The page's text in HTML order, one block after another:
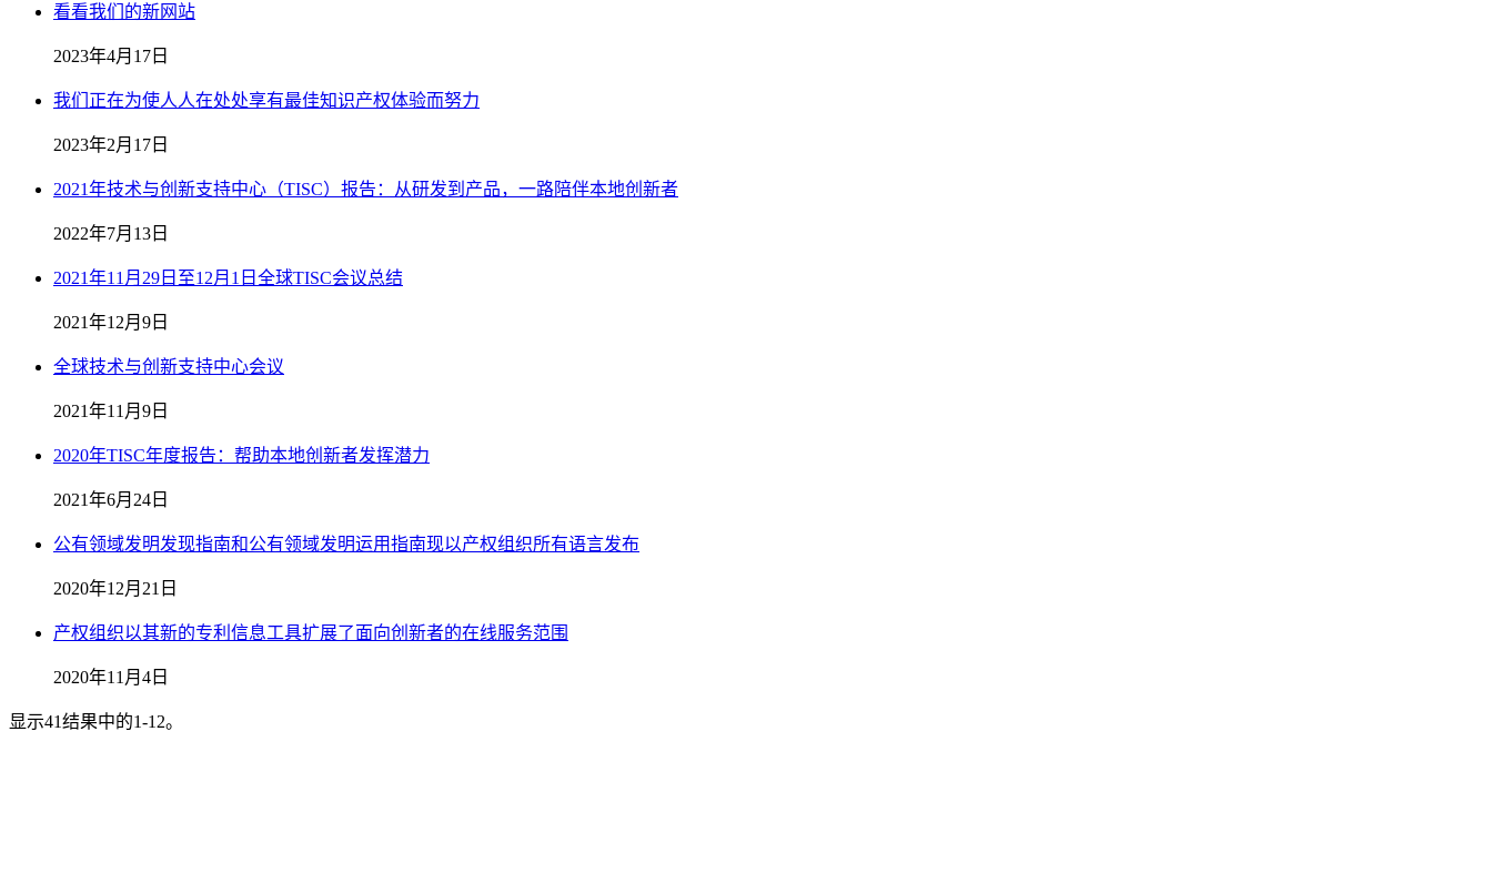
看看我们的新网站
2023年4月17日
我们正在为使人人在处处享有最佳知识产权体验而努力
2023年2月17日
2021年技术与创新支持中心（TISC）报告：从研发到产品，一路陪伴本地创新者
2022年7月13日
2021年11月29日至12月1日全球TISC会议总结
2021年12月9日
全球技术与创新支持中心会议
2021年11月9日
2020年TISC年度报告：帮助本地创新者发挥潜力
2021年6月24日
公有领域发明发现指南和公有领域发明运用指南现以产权组织所有语言发布
2020年12月21日
产权组织以其新的专利信息工具扩展了面向创新者的在线服务范围
2020年11月4日
显示41结果中的1-12。